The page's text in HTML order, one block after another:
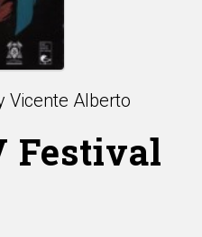
Vicente Alberto
Festival